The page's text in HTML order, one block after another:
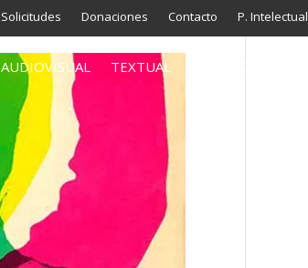
Solicitudes Donaciones Contacto P. Intelectual
AUDIOVISUAL TEXTUAL ARCHIVO